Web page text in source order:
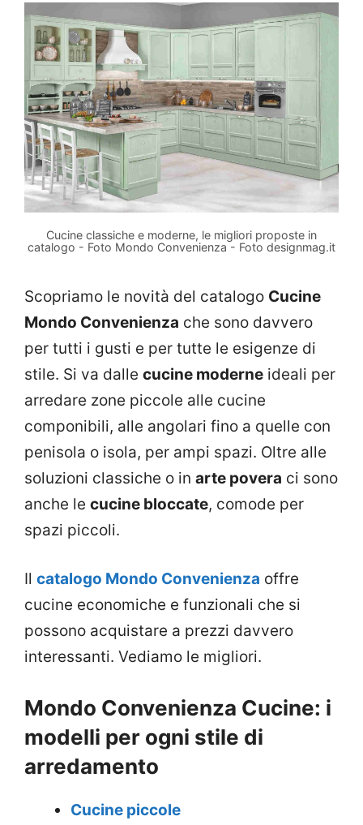
Cucine classiche e moderne, le migliori proposte in
catalogo - Foto Mondo Convenienza - Foto designmag.it
Scopriamo le novità del catalogo Cucine
Mondo Convenienza che sono davvero
per tutti i gusti e per tutte le esigenze di
stile. Si va dalle cucine moderne ideali per
arredare zone piccole alle cucine
componibili, alle angolari fino a quelle con
penisola o isola, per ampi spazi. Oltre alle
soluzioni classiche o in arte povera ci sono
anche le cucine bloccate, comode per
spazi piccoli.
Il catalogo Mondo Convenienza offre
cucine economiche e funzionali che si
possono acquistare a prezzi davvero
interessanti. Vediamo le migliori.
Mondo Convenienza Cucine: i
modelli per ogni stile di
arredamento
Cucine piccole